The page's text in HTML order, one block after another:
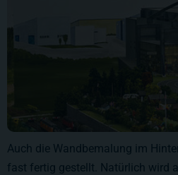
Auch die Wandbemalung im
fast fertig gestellt. Natürlich wird